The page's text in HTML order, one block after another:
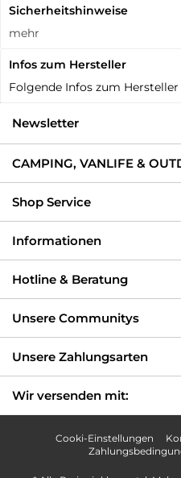
Sicherheitshinweise
mehr
Infos zum Hersteller
Folgende Infos zum Hersteller
Newsletter
CAMPING, VANLIFE &
Shop Service
Informationen
Hotline & Beratung
Unsere Communitys
Unsere Zahlungsarten
Wir versenden mit:
Cooki-Einstellungen